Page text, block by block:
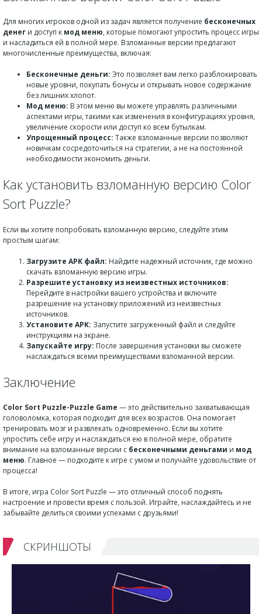
Для многих игроков одной из задач является получение бесконечных
денег и доступ к мод меню, которые помогают упростить процесс игры
и насладиться ей в полной мере. Взломанные версии предлагают
многочисленные преимущества, включая:
Бесконечные деньги: Это позволяет вам легко разблокировать
новые уровни, покупать бонусы и открывать новое содержание
без лишних хлопот.
Мод меню: В этом меню вы можете управлять различными
аспектами игры, такими как изменения в конфигурациях уровня,
увеличение скорости или доступ ко всем бутылкам.
Упрощенный процесс: Также взломанные версии позволяют
новичкам сосредоточиться на стратегии, а не на постоянной
необходимости экономить деньги.
Как установить взломанную версию Color
Sort Puzzle?
Если вы хотите попробовать взломанную версию, следуйте этим
простым шагам:
Загрузите APK файл: Найдите надежный источник, где можно
скачать взломанную версию игры.
Разрешите установку из неизвестных источников:
Перейдите в настройки вашего устройства и включите
разрешение на установку приложений из неизвестных
источников.
Установите APK: Запустите загруженный файл и следуйте
инструкциям на экране.
Запускайте игру: После завершения установки вы сможете
наслаждаться всеми преимуществами взломанной версии.
Заключение
Color Sort Puzzle-Puzzle Game — это действительно захватывающая
головоломка, которая подходит для всех возрастов. Она помогает
тренировать мозг и развлекать одновременно. Если вы хотите
упростить себе игру и наслаждаться ею в полной мере, обратите
внимание на взломанные версии с бесконечными деньгами и мод
меню. Главное — подходите к игре с умом и получайте удовольствие от
процесса!
В итоге, игра Color Sort Puzzle — это отличный способ поднять
настроение и провести время с пользой. Играйте, наслаждайтесь и не
забывайте делиться своими успехами с друзьями!
СКРИНШОТЫ